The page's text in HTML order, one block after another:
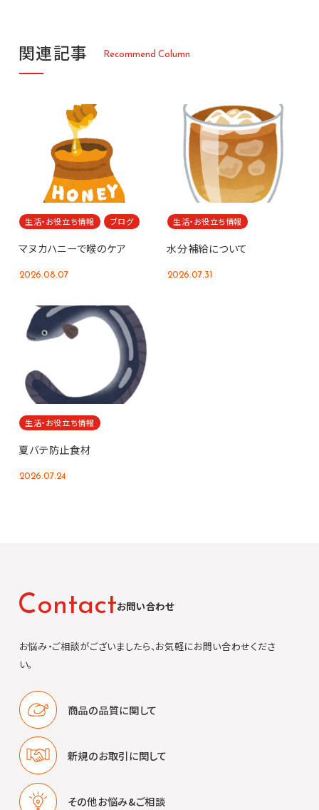
関連記事 Recommend Co lumn
生活・お役立ち情報 ブログ
マヌカハニーで喉のケア
2026.08.07
生活・お役立ち情報
水分補給について
2026.07.31
生活・お役立ち情報
夏バテ防止食材
2026.07.24
Contactお問い合わせ
お悩み・ご相談がございましたら、お気軽にお問い合わせくださ
い。
商品の品質に関して
新規のお取引に関して
その他お悩み&ご相談